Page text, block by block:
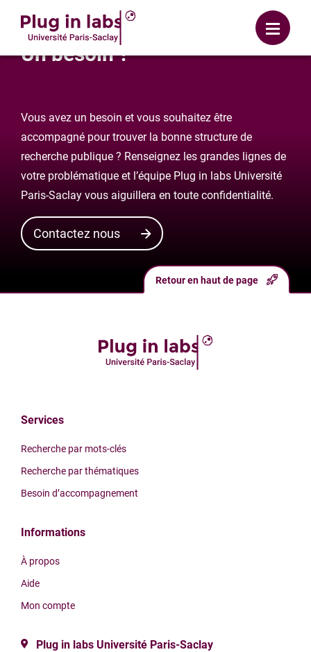
Menu
Un besoin ?
Vous avez un besoin et vous souhaitez être
accompagné pour trouver la bonne structure de
recherche publique ? Renseignez les grandes lignes de
votre problématique et l’équipe Plug in labs Université
Paris-Saclay vous aiguillera en toute confidentialité.
Contactez nous
Services
Recherche par mots-clés
Recherche par thématiques
Besoin d’accompagnement
Informations
À propos
Aide
Mon compte
Plug in labs Université Paris-Saclay
Retour en haut de page